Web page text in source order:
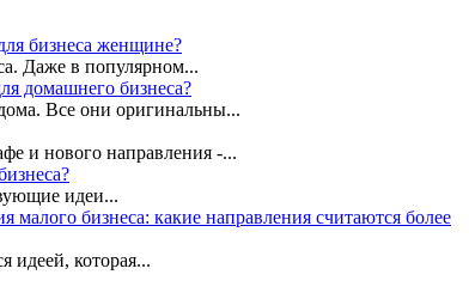
бизнеса женщине?
Даже в популярном...
домашнего бизнеса?
Все они оригинальны...
и нового направления -...
идеи...
малого бизнеса: какие направления считаются более
идеей, которая...